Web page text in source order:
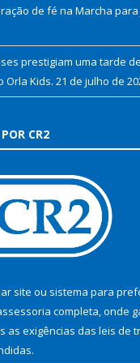
de fé na Marcha para
prestigiam uma tarde
Orla Kids. 21 de julho de
CR2
site ou sistema para
completa, onde
as exigências das leis de